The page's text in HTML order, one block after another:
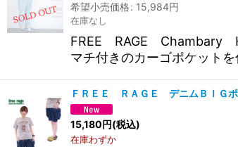
希望小売価格: 15,984円
在庫なし
FREE RAGE Chambary
マチ付きのカーゴポケット
ＦＲＥＥ ＲＡＧＥ デニムＢＩＧ
15,180円(税込)
在庫わずか